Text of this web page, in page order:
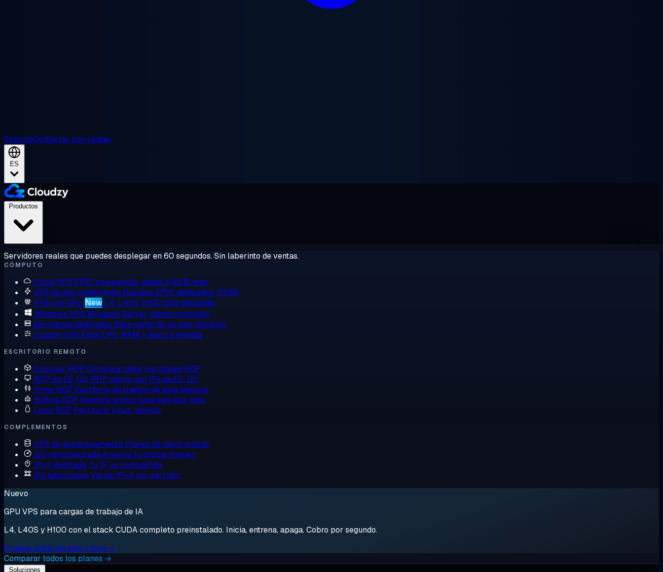
SoporteContactar con ventas
ES
Servidores reales que puedes desplegar en 60 segundos. Sin laberinto de ventas.
CÓMPUTO
Cloud VPS EPYC compartido, desde 2,48 $/mes
VPS de alto rendimiento Núcleos EPYC dedicados, DDR5
VPS con GPU New L4, L40S, H100 bajo demanda
Windows VPS Windows Server, admin completo
Servidores dedicados Bare metal de un solo inquilino
Custom VPS Elige CPU, RAM y disco a medida
ESCRITORIO REMOTO
Comprar RDP Compara todos los planes RDP
RDP en EE. UU. RDP admin con IPs de EE. UU.
Forex RDP Escritorio de trading de baja latencia
Botting RDP Siempre activo para ejecutar bots
Linux RDP Escritorio Linux, remoto
COMPLEMENTOS
VPS de almacenamiento Planes de disco grande
ISO personalizadaArranca tu propia imagen
IPv4 dedicada Tu IP, no compartida
IPs adicionales Varias IPv4 por servidor
Nuevo
GPU VPS para cargas de trabajo de IA
L4, L40S y H100 con el stack CUDA completo preinstalado. Inicia, entrena, apaga. Cobro por segundo.
Prueba gratis durante 1 hora →
Comparar todos los planes →